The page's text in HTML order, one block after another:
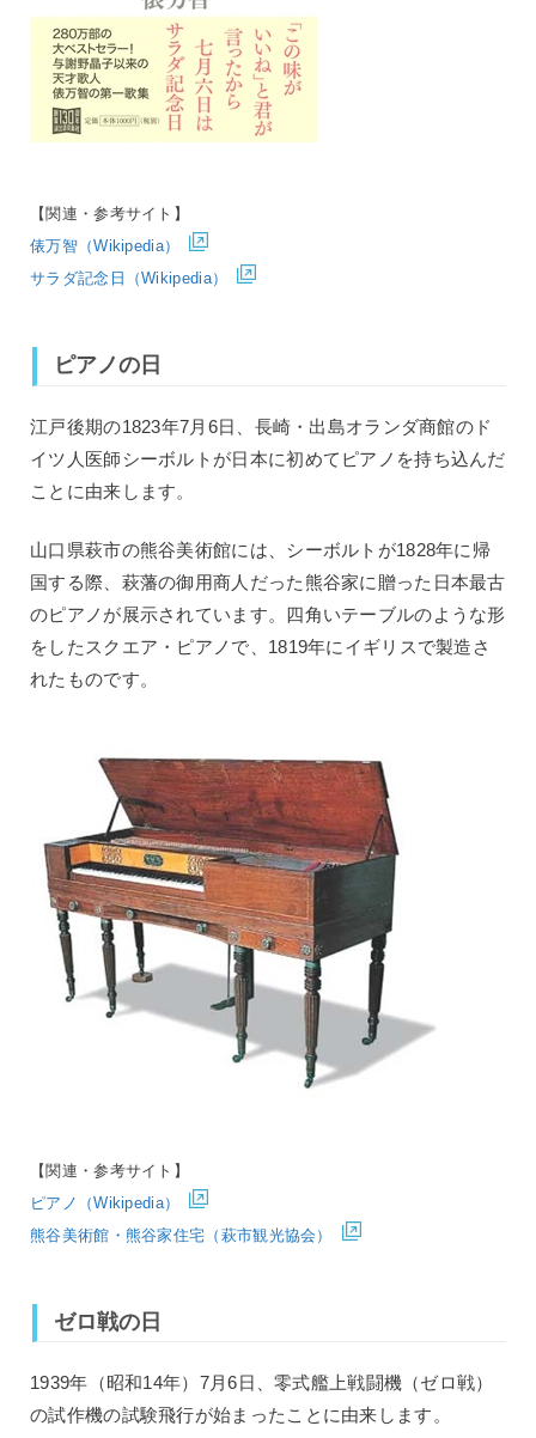
【関連・参考サイト】
俵万智（Wikipedia）
サラダ記念日（Wikipedia）
ピアノの日
江戸後期の1823年7月6日、長崎・出島オランダ商館のド
イツ人医師シーボルトが日本に初めてピアノを持ち込んだ
ことに由来します。
山口県萩市の熊谷美術館には、シーボルトが1828年に帰
国する際、萩藩の御用商人だった熊谷家に贈った日本最古
のピアノが展示されています。四角いテーブルのような形
をしたスクエア・ピアノで、1819年にイギリスで製造さ
れたものです。
【関連・参考サイト】
ピアノ（Wikipedia）
熊谷美術館・熊谷家住宅（萩市観光協会）
ゼロ戦の日
1939年（昭和14年）7月6日、零式艦上戦闘機（ゼロ戦）
の試作機の試験飛行が始まったことに由来します。